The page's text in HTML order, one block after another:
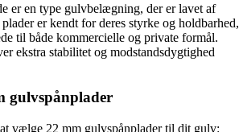
er en type gulvbelægning, der er lavet af
er kendt for deres styrke og holdbarhed,
til både kommercielle og private formål.
ekstra stabilitet og modstandsdygtighed
gulvspånplader
vælge 22 mm gulvspånplader til dit gulv: